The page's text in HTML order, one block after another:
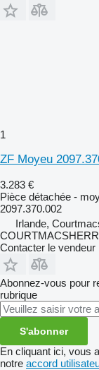
1
ZF Moyeu
3.283 €
Pièce détachée -
2097.370.002
Irlande,
Contacter le vendeur
Abonnez-vous pour
rubrique
S'abonner
En cliquant ici, vous
notre accord